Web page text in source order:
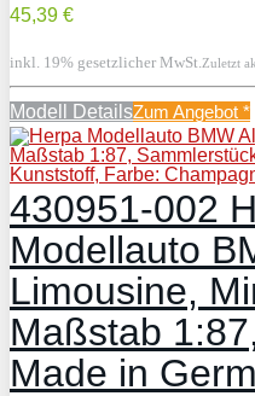
45,39 €
inkl. 19% gesetzlicher MwSt. Zuletzt
Modell DetailsZum Angebot *
430951-002
Modellauto
Limousine,
Maßstab
Made in